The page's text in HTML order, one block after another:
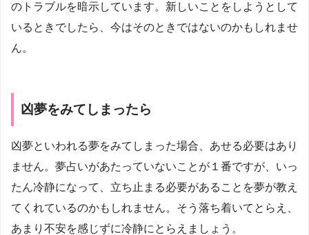
のトラブルを暗示しています。新しいことをしようとして
いるときでしたら、今はそのときではないのかもしれませ
ん。
凶夢をみてしまったら
凶夢といわれる夢をみてしまった場合、あせる必要はあり
ません。夢占いがあたっていないことが１番ですが、いっ
たん冷静になって、立ち止まる必要があることを夢が教え
てくれているのかもしれません。そう落ち着いてとらえ、
あまり不安を感じずに冷静にとらえましょう。